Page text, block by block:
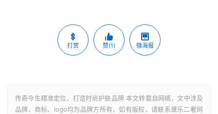
打赏 赞(1) 微海报
传奇今生精准定位，打造时尚护肤品牌 本文转载自网络，文中涉及
品牌、商标、logo均为品牌方所有，如有版权，请联系黛乐二奢网